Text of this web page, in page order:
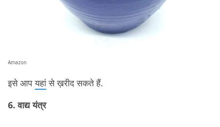
Amazon
इसे आपयहांसे ख़रीद सकते हैं.
6. वाद्य यंत्र